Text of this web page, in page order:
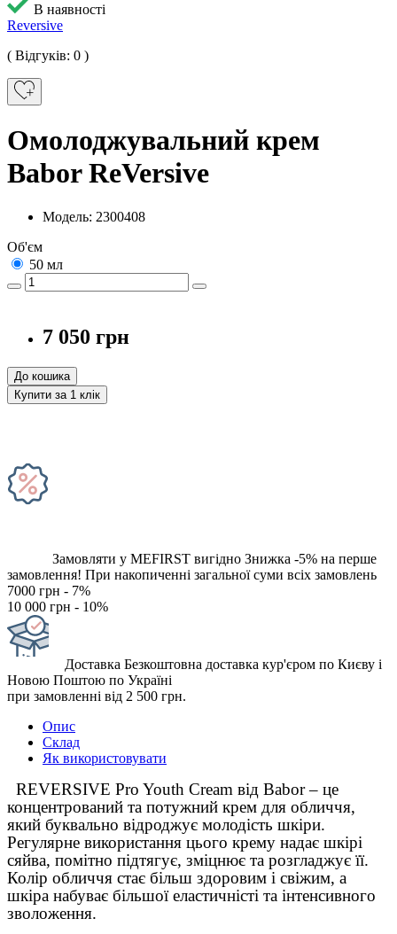
В наявності
Reversive
( Відгуків: 0 )
Омолоджувальний крем
Babor ReVersive
Модель: 2300408
Об'єм
50 мл
7 050 грн
До кошика
Купити за 1 клiк
Замовляти у MEFIRST вигідно Знижка -5% на перше
замовлення! При накопиченні загальної суми всіх замовлень
7000 грн - 7%
10 000 грн - 10%
Доставка Безкоштовна доставка кур'єром по Києву і
Новою Поштою по Україні
при замовленні від 2 500 грн.
Опис
Склад
Як використовувати
REVERSIVE Pro Youth Cream від Babor – це
концентрований та потужний крем для обличчя,
який буквально відроджує молодість шкіри.
Регулярне використання цього крему надає шкірі
сяйва, помітно підтягує, зміцнює та розгладжує її.
Колір обличчя стає більш здоровим і свіжим, а
шкіра набуває більшої еластичністі та інтенсивного
зволоження.